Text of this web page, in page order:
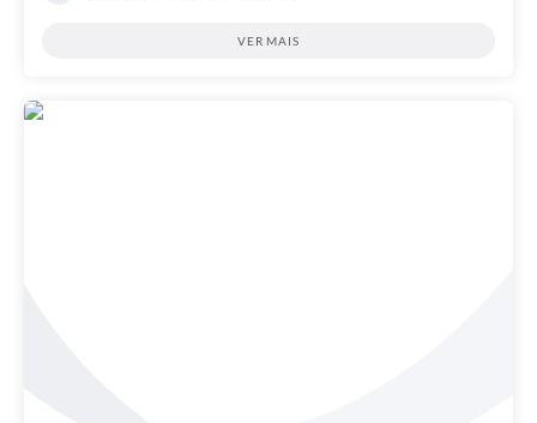
VER MAIS